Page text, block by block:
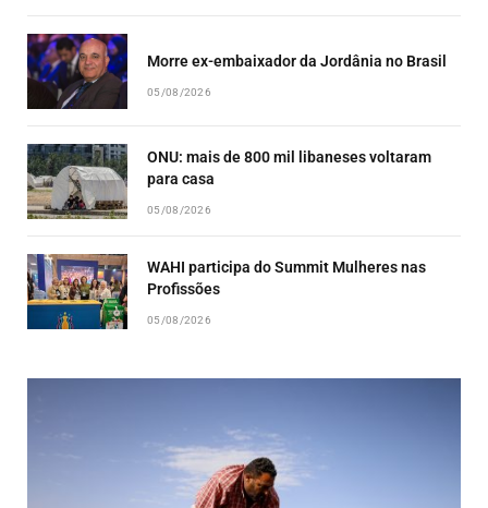
Morre ex-embaixador da Jordânia no Brasil
05/08/2026
ONU: mais de 800 mil libaneses voltaram
para casa
05/08/2026
WAHI participa do Summit Mulheres nas
Profissões
05/08/2026